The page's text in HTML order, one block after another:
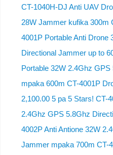
CT-1040H-DJ Anti UAV
28W Jammer kufika 300m
4001P Portable Anti Drone
Directional Jammer up to
Portable 32W 2.4Ghz
mpaka 600m CT-4001P
2,100.00 5 pa 5 Stars! CT-
2.4Ghz GPS 5.8Ghz
4002P Anti Antione 32W
Jammer mpaka 700m CT-